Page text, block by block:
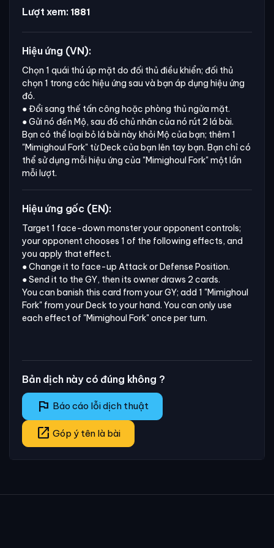
Lượt xem: 1881
Hiệu ứng (VN):
Chọn 1 quái thú úp mặt do đối thủ điều khiển; đối thủ
chọn 1 trong các hiệu ứng sau và bạn áp dụng hiệu ứng
đó.
● Đổi sang thế tấn công hoặc phòng thủ ngửa mặt.
● Gửi nó đến Mộ, sau đó chủ nhân của nó rút 2 lá bài.
Bạn có thể loại bỏ lá bài này khỏi Mộ của bạn; thêm 1
"Mimighoul Fork" từ Deck của bạn lên tay bạn. Bạn chỉ có
thể sử dụng mỗi hiệu ứng của "Mimighoul Fork"một lần
mỗi lượt.
Hiệu ứng gốc (EN):
Target 1 face-down monster your opponent controls;
your opponent chooses 1 of the following effects, and
you apply that effect.
● Change it to face-up Attack or Defense Position.
● Send it to the GY, then its owner draws 2 cards.
You can banish this card from your GY; add 1 "Mimighoul
Fork" from your Deck to your hand. You can only use
each effect of "Mimighoul Fork" once per turn.
Bản dịch này có đúng không ?
flag Báo cáo lỗi dịch thuật
open_in_new Góp ý tên là bài